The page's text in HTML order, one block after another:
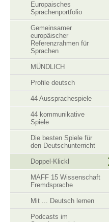
Europaisches
Sprachenportfolio
Gemeinsamer
europäischer
Referenzrahmen für
Sprachen
MÜNDLICH
Profile deutsch
44 Aussprachespiele
44 kommunikative
Spiele
Die besten Spiele für
den Deutschunterricht
Doppel-Klickl
MAFF 15 Wissenschaft
Fremdsprache
Mit ... Deutsch lernen
Podcasts im